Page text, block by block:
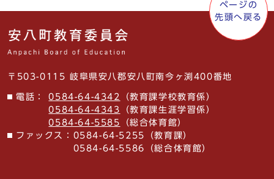
ページの
先頭へ戻る
〒503-0115 岐阜県安八郡安八町南今ヶ渕400番地
電話： 0584-64-4342
（教育課学校教育係）
0584-64-4343
（教育課生涯学習係）
0584-64-5585
（総合体育館）
ファックス： 0584-64-5255（教育課）
0584-64-5586（総合体育館）